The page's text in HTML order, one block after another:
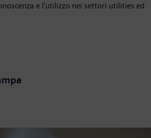
e l’utilizzo nei settori utilities ed